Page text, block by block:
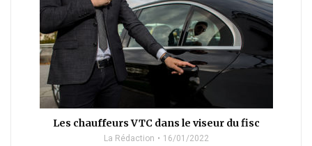
Les chauffeurs VTC dans le viseur du fisc
La Rédaction 16/01/2022